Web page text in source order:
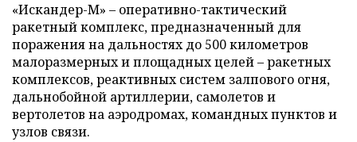
«Искандер-М» – оперативно-тактический
ракетный комплекс, предназначенный для
поражения на дальностях до 500 километров
малоразмерных и площадных целей – ракетных
комплексов, реактивных систем залпового огня,
дальнобойной артиллерии, самолетов и
вертолетов на аэродромах, командных пунктов и
узлов связи.